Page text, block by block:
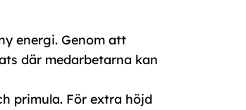
energi. Genom att
där medarbetarna kan
primula. För extra höjd